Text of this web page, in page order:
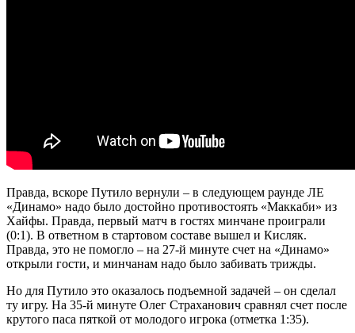
Правда, вскоре Путило вернули – в следующем раунде ЛЕ
«Динамо» надо было достойно противостоять «Маккаби» из
Хайфы. Правда, первый матч в гостях минчане проиграли
(0:1). В ответном в стартовом составе вышел и Кисляк.
Правда, это не помогло – на 27-й минуте счет на «Динамо»
открыли гости, и минчанам надо было забивать трижды.
Но для Путило это оказалось подъемной задачей – он сделал
ту игру. На 35-й минуте Олег Страханович сравнял счет после
крутого паса пяткой от молодого игрока (отметка 1:35).